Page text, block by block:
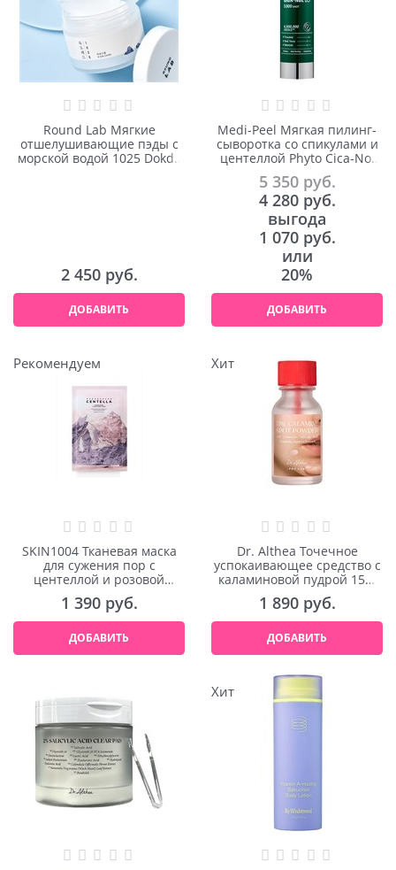
Round Lab Мягкие
отшелушивающие пэды с
морской водой 1025 Dokdo
2 450 руб.
ДОБАВИТЬ
Medi-Peel Мягкая пилинг-
сыворотка со спикулами и
центеллой Phyto Cica-Nol
B5 3000 Shot Serum 50ml
5 350 руб.
4 280 руб.
выгода
1 070 руб.
или
20%
ДОБАВИТЬ
Рекомендуем
SKIN1004 Тканевая маска
для сужения пор с
центеллой и розовой
солью Poremizing Clarifying
Mask 5шт
1 390 руб.
ДОБАВИТЬ
Хит
Dr. Althea Точечное
успокаивающее средство с
каламиновой пудрой 15%
Calamine Powder 15ml
1 890 руб.
ДОБАВИТЬ
Хит